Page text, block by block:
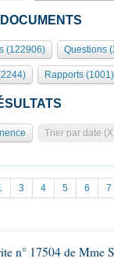
(122906) Questions
Rapports (1001)
Trier par date
3 4 5 6 7
n° 17504 de Mme